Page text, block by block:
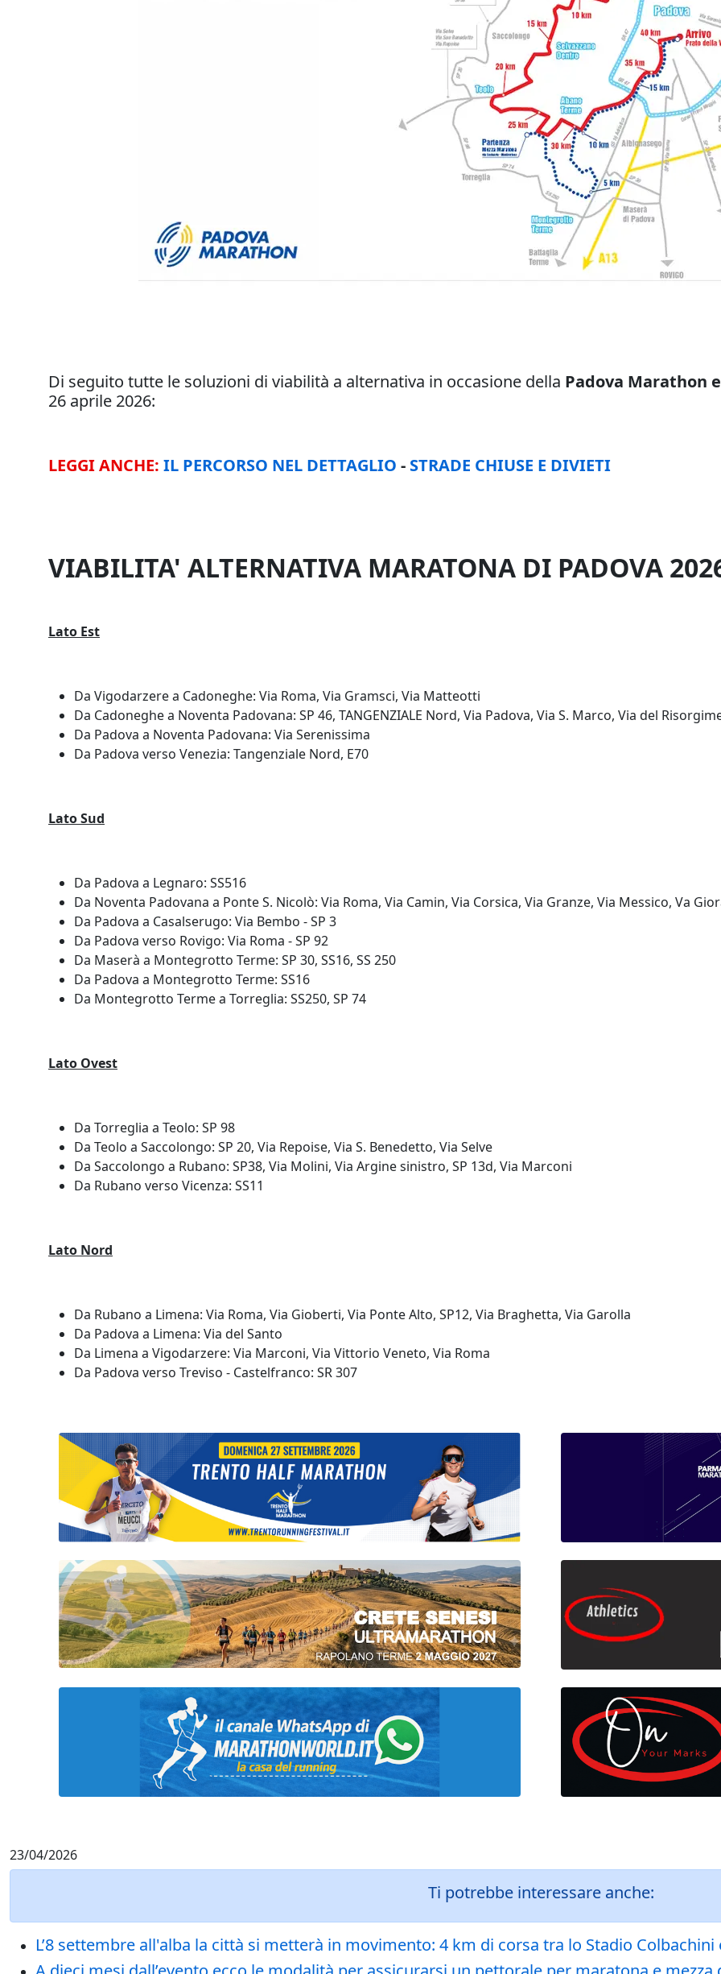
Di seguito tutte le soluzioni di viabilità a alternativa in occasione della Padova Marathon
26 aprile 2026:
LEGGI ANCHE: IL PERCORSO NEL DETTAGLIO - STRADE CHIUSE E DIVIETI
VIABILITA' ALTERNATIVA MARATONA DI PADOVA
Lato Est
Da Vigodarzere a Cadoneghe: Via Roma, Via Gramsci, Via Matteotti
Da Cadoneghe a Noventa Padovana: SP 46, TANGENZIALE Nord, Via Padova, Via S. Marco, Via del
Da Padova a Noventa Padovana: Via Serenissima
Da Padova verso Venezia: Tangenziale Nord, E70
Lato Sud
Da Padova a Legnaro: SS516
Da Noventa Padovana a Ponte S. Nicolò: Via Roma, Via Camin, Via Corsica, Via Granze, Via Messico, Va
Da Padova a Casalserugo: Via Bembo - SP 3
Da Padova verso Rovigo: Via Roma - SP 92
Da Maserà a Montegrotto Terme: SP 30, SS16, SS 250
Da Padova a Montegrotto Terme: SS16
Da Montegrotto Terme a Torreglia: SS250, SP 74
Lato Ovest
Da Torreglia a Teolo: SP 98
Da Teolo a Saccolongo: SP 20, Via Repoise, Via S. Benedetto, Via Selve
Da Saccolongo a Rubano: SP38, Via Molini, Via Argine sinistro, SP 13d, Via Marconi
Da Rubano verso Vicenza: SS11
Lato Nord
Da Rubano a Limena: Via Roma, Via Gioberti, Via Ponte Alto, SP12, Via Braghetta, Via Garolla
Da Padova a Limena: Via del Santo
Da Limena a Vigodarzere: Via Marconi, Via Vittorio Veneto, Via Roma
Da Padova verso Treviso - Castelfranco: SR 307
23/04/2026
Ti potrebbe interessare anche:
L’8 settembre all'alba la città si metterà in movimento: 4 km di corsa tra lo Stadio Colbachini